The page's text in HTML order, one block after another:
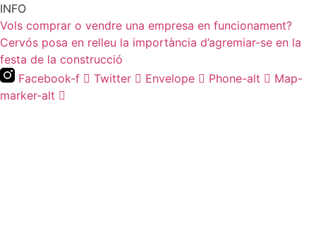
Vés
al
contingut
INFO
Vols comprar o vendre una empresa en funcionament?
Cervós posa en relleu la importància d’agremiar-se en la
festa de la construcció
Facebook-f
Twitter Envelope Phone-alt
Map-
marker-alt